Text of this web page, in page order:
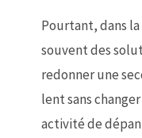
Pourtant, dans
souvent des
redonner une
lent sans
activité de